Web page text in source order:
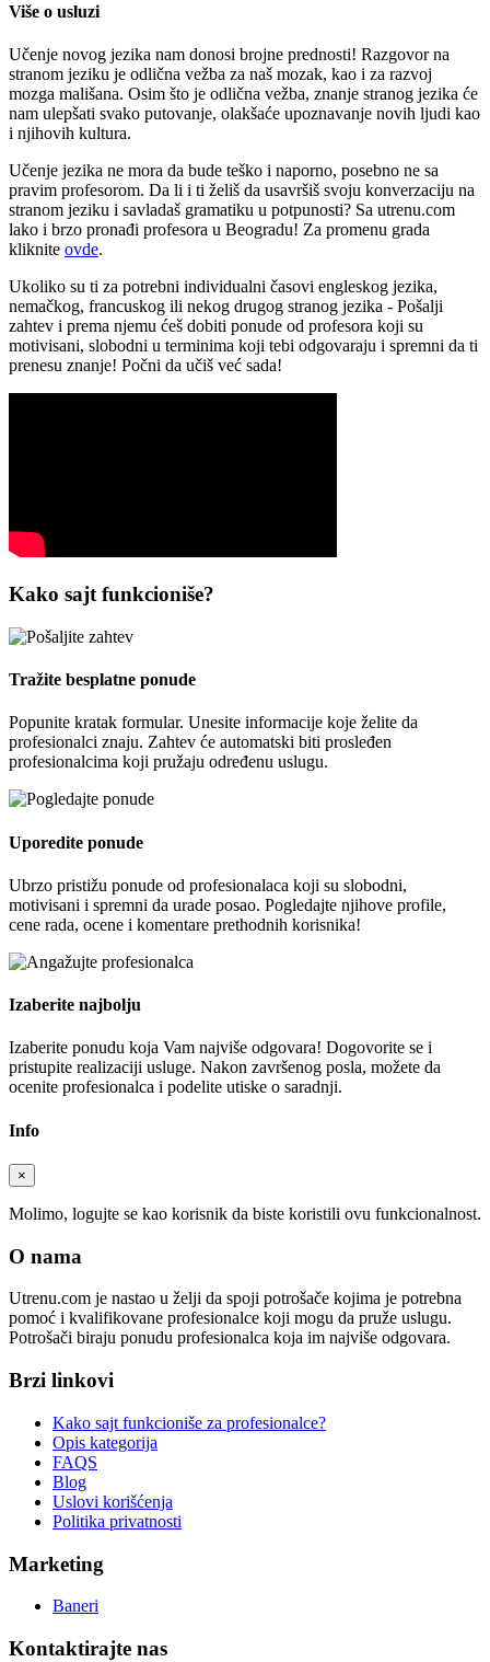
Više o usluzi
Učenje novog jezika nam donosi brojne prednosti! Razgovor na
stranom jeziku je odlična vežba za naš mozak, kao i za razvoj
mozga mališana. Osim što je odlična vežba, znanje stranog jezika će
nam ulepšati svako putovanje, olakšaće upoznavanje novih ljudi kao
i njihovih kultura.
Učenje jezika ne mora da bude teško i naporno, posebno ne sa
pravim profesorom. Da li i ti želiš da usavršiš svoju konverzaciju na
stranom jeziku i savladaš gramatiku u potpunosti? Sa utrenu.com
lako i brzo pronađi profesora u Beogradu! Za promenu grada
kliknite ovde.
Ukoliko su ti za potrebni individualni časovi engleskog jezika,
nemačkog, francuskog ili nekog drugog stranog jezika - Pošalji
zahtev i prema njemu ćeš dobiti ponude od profesora koji su
motivisani, slobodni u terminima koji tebi odgovaraju i spremni da ti
prenesu znanje! Počni da učiš već sada!
Kako sajt funkcioniše?
Tražite besplatne ponude
Popunite kratak formular. Unesite informacije koje želite da
profesionalci znaju. Zahtev će automatski biti prosleđen
profesionalcima koji pružaju određenu uslugu.
Uporedite ponude
Ubrzo pristižu ponude od profesionalaca koji su slobodni,
motivisani i spremni da urade posao. Pogledajte njihove profile,
cene rada, ocene i komentare prethodnih korisnika!
Izaberite najbolju
Izaberite ponudu koja Vam najviše odgovara! Dogovorite se i
pristupite realizaciji usluge. Nakon završenog posla, možete da
ocenite profesionalca i podelite utiske o saradnji.
Info
×
Molimo, logujte se kao korisnik da biste koristili ovu funkcionalnost.
O nama
Utrenu.com je nastao u želji da spoji potrošače kojima je potrebna
pomoć i kvalifikovane profesionalce koji mogu da pruže uslugu.
Potrošači biraju ponudu profesionalca koja im najviše odgovara.
Brzi linkovi
Kako sajt funkcioniše za profesionalce?
Opis kategorija
FAQS
Blog
Uslovi korišćenja
Politika privatnosti
Marketing
Baneri
Kontaktirajte nas